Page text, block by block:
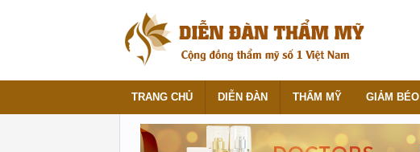
TRANG CHỦ DIỄN ĐÀN THẨM MỸ GIẢM BÉO